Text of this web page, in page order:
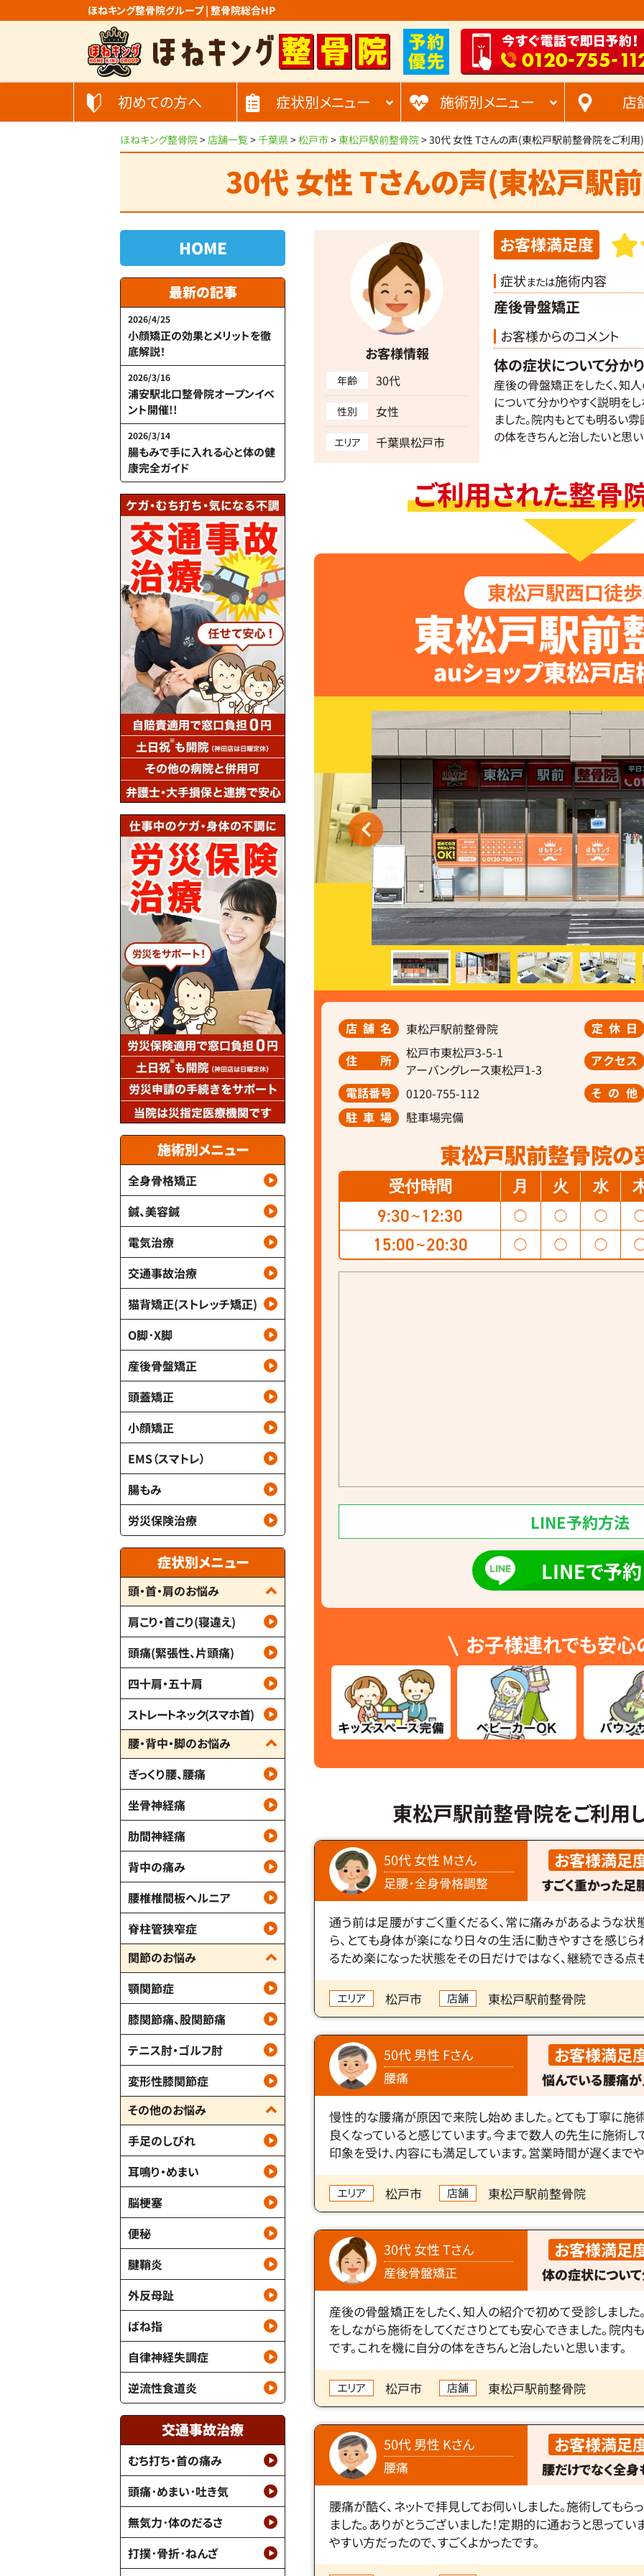
ほねキング整骨院グループ | 整骨院総合HP
0120-755-
初めての方へ 症状別メニュー 施術別メニュー 店
ほねキング整骨院>店舗一覧>千葉県>松戸市> 東松戸駅前整骨院>30代 女性 Tさんの声(東松戸駅前整骨院をご利用)
30代 女性 Tさんの声(東松戸駅
お客様情報
年齢 30代
性別 女性
エリア 千葉県松戸市
お客様満足度
症状または施術内容
産後骨盤矯正
お客様からのコメント
体の症状について分か
産後の骨盤矯正をしたく、知
について分かりやすく説明を
ました。院内もとても明るい
の体をきちんと治したいと思い
ご利用された整骨
東松戸駅西口徒
東松戸駅前
auショップ東松戸
店舗名 東松戸駅前整骨院
定休日
住所
松戸市東松戸3-5-1
アーバングレース東松戸1-3
アクセス
電話番号
0120-755-112
その他
駐車場
駐車場完備
東松戸駅前整骨院の
受付時間 月 火 水
9:30 〜 12:30 ◯ ◯ ◯
15:00 〜 20:30 ◯ ◯ ◯
LINE予約方法
LINEで予約
お子様連れでも安心
東松戸駅前整骨院をご利用
50代 女性 Mさん
足腰・全身骨格調整
お客様満足
すごく重かった足
通う前は足腰がすごく重くだるく、常に痛みがあるような
ら、とても身体が楽になり日々の生活に動きやすさを感じ
るため楽になった状態をその日だけではなく、継続できる点
エリア 松戸市 店舗 東松戸駅前整骨院
50代 男性 Fさん
腰痛
お客様満足
悩んでいる腰痛が
慢性的な腰痛が原因で来院し始めました。とても丁寧に施
良くなっていると感じています。今まで数人の先生に施術
印象を受け、内容にも満足しています。営業時間が遅くまで
エリア 松戸市 店舗 東松戸駅前整骨院
30代 女性 Tさん
産後骨盤矯正
お客様満足
体の症状につい
産後の骨盤矯正をしたく、知人の紹介で初めて受診しまし
をしながら施術をしてくださりとても安心できました。院
です。これを機に自分の体をきちんと治したいと思います。
エリア 松戸市 店舗 東松戸駅前整骨院
50代 男性 Kさん
腰痛
お客様満足
腰だけでなく全身
腰痛が酷く、ネットで拝見してお伺いしました。施術してもら
ました。ありがとうございました！定期的に通おうと思ってい
やすい方だったので、すごくよかったです。
HOME
最新の記事
2026/4/25
小顔矯正の効果とメリットを徹
底解説！
2026/3/16
浦安駅北口整骨院オープンイベ
ント開催!!
2026/3/14
腸もみで手に入れる心と体の健
康完全ガイド
施術別メニュー
全身骨格矯正
鍼、美容鍼
電気治療
交通事故治療
猫背矯正(ストレッチ矯正)
O脚･X脚
産後骨盤矯正
頭蓋矯正
小顔矯正
EMS（スマトレ）
腸もみ
労災保険治療
症状別メニュー
頭・首・肩のお悩み
肩こり・首こり(寝違え)
頭痛(緊張性、片頭痛)
四十肩・五十肩
ストレートネック(スマホ首)
腰・背中・脚のお悩み
ぎっくり腰、腰痛
坐骨神経痛
肋間神経痛
背中の痛み
腰椎椎間板ヘルニア
脊柱管狭窄症
関節のお悩み
顎関節症
膝関節痛、股関節痛
テニス肘・ゴルフ肘
変形性膝関節症
その他のお悩み
手足のしびれ
耳鳴り・めまい
脳梗塞
便秘
腱鞘炎
外反母趾
ばね指
自律神経失調症
逆流性食道炎
交通事故治療
むち打ち・首の痛み
頭痛･めまい･吐き気
無気力･体のだるさ
打撲･骨折･ねんざ